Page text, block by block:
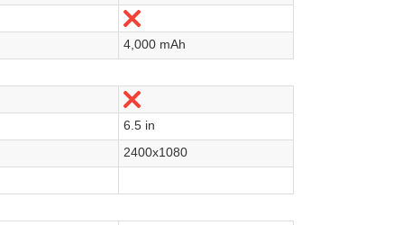
4,000 mAh
6.5 in
2400x1080